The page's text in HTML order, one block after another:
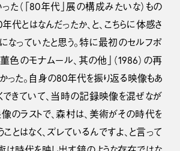
った（「80年代」展の構成みたいな）もの
代とはなんだったか、と、こちらに体感さ
なっていたと思う。特に最初のセルフポ
菫色のモナムール、其の他」（1986）の再
った。自身の80年代を振り返る映像もあ
できていて、当時の記録映像を混ぜなが
のラストで、森村は、美術がその時代を
とはなく、ズレているんですよ、と言って